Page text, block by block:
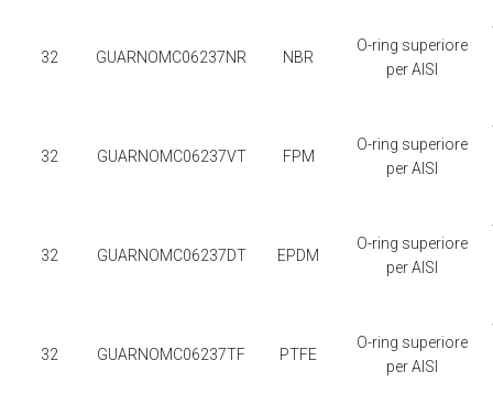
32 GUARNOMC06237NR NBR
O-ring superiore
per AISI
32 GUARNOMC06237VT FPM
O-ring superiore
per AISI
32 GUARNOMC06237DT EPDM
O-ring superiore
per AISI
32 GUARNOMC06237TF PTFE
O-ring superiore
per AISI